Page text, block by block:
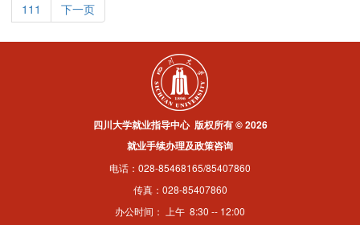
111
下一页
四川大学就业指导中心 版权所有 © 2026
就业手续办理及政策咨询
电话：028-85468165/85407860
传真：028-85407860
办公时间： 上午 8:30 -- 12:00